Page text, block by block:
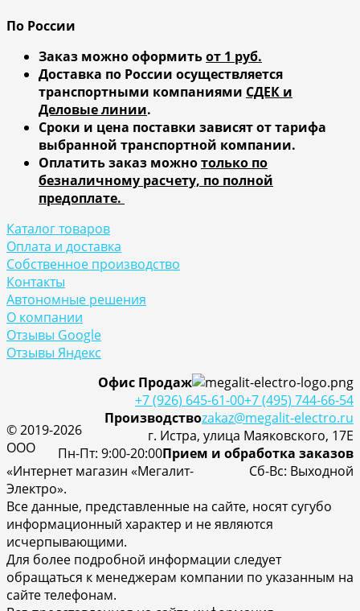
По России
Заказ можно оформитьот 1 руб.
Доставка по России осуществляется
транспортными компаниями СДЕК и
Деловые линии.
Сроки и цена поставки зависят от тарифа
выбранной транспортной компании.
Оплатить заказ можнотолько по
безналичному расчету, по полной
предоплате.
Каталог товаров
Оплата и доставка
Собственное производство
Контакты
Автономные решения
О компании
Отзывы Google
Отзывы Яндекс
Офис Продаж
+7 (495) 744-66-54
+7 (926) 645-61-00
zakaz@megalit-electro.ru
Производство
г. Истра, улица Маяковского, 17Е
Прием и обработка заказов
Пн-Пт: 9:00-20:00
Cб-Вс: Выходной
© 2019-2026
ООО
«Интернет магазин «Мегалит-
Электро».
Все данные, представленные на сайте, носят сугубо
информационный характер и не являются
исчерпывающими.
Для более подробной информации следует
обращаться к менеджерам компании по указанным на
сайте телефонам.